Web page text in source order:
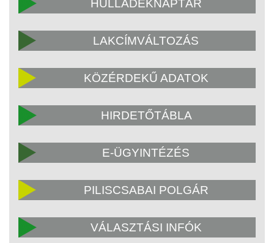
HULLADÉKNAPTÁR
LAKCÍMVÁLTOZÁS
KÖZÉRDEKŰ ADATOK
HIRDETŐTÁBLA
E-ÜGYINTÉZÉS
PILISCSABAI POLGÁR
VÁLASZTÁSI INFÓK